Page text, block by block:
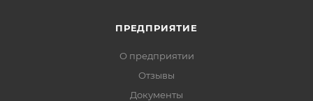
ПРЕДПРИЯТИЕ
О предприятии
Отзывы
Документы